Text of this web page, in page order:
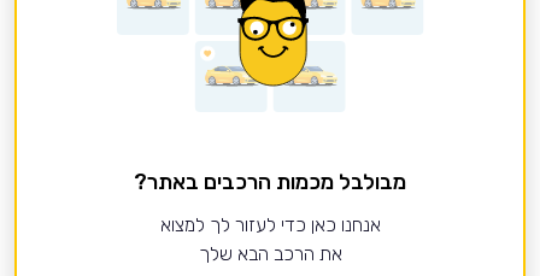
מבולבל מכמות הרכבים באתר?
אנחנו כאן כדי לעזור לך למצוא
את הרכב הבא שלך